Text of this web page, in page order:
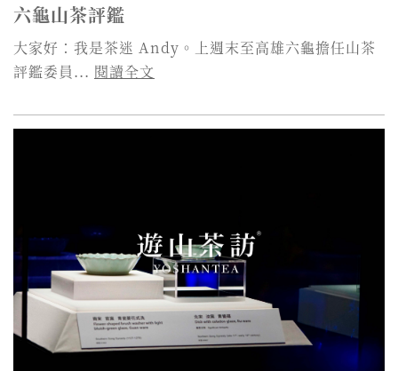
六龜山茶評鑑
大家好：我是茶迷 Andy。上週末至高雄六龜擔任山茶
評鑑委員... 閱讀全文